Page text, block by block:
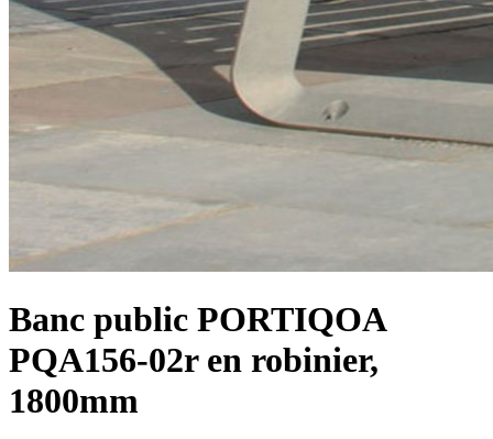
Banc public PORTIQOA
PQA156-02r en robinier,
1800mm